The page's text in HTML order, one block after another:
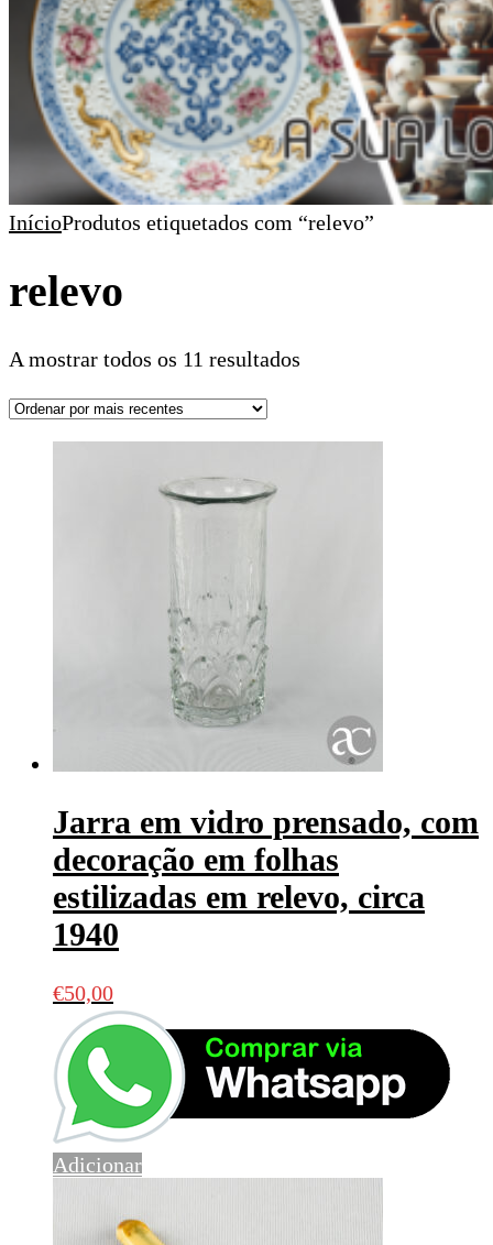
InícioProdutos etiquetados com “relevo”
relevo
A mostrar todos os 11 resultados
Jarra em vidro prensado, com
decoração em folhas
estilizadas em relevo, circa
1940
€50,00
Adicionar